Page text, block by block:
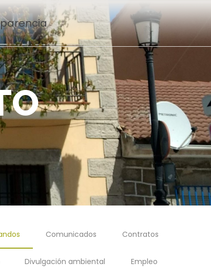
O
Comunicados Contratos
Divulgación ambiental Empleo